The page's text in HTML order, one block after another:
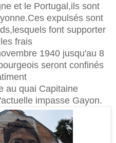
et le Portugal,ils sont
expulsés sont
font supporter
frais
1940 jusqu'au 8
seront confinés
au quai Capitaine
impasse Gayon.